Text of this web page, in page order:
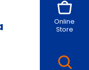
Online
Store